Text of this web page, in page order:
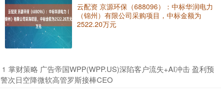
云配资 京源环保（688096）：中标华润电力
（锦州）有限公司采购项目，中标金额为
2522.20万元
1 ​掌财策略 广告帝国WPP(WPP.US)深陷客户流失+AI冲击 盈利预
警次日空降微软高管罗斯接棒CEO